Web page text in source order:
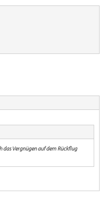
Vergnügen auf dem Rückflug